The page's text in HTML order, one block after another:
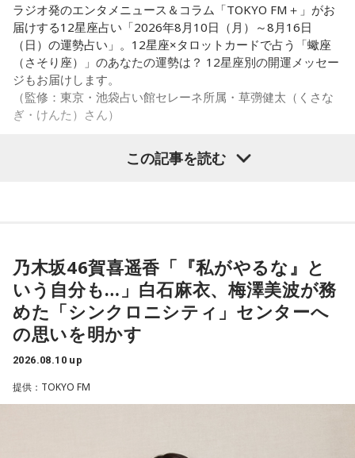
ラジオ発のエンタメニュース＆コラム「TOKYO FM＋」がお
届けする12星座占い「2026年8月10日（月）～8月16日
（日）の運勢占い」。12星座×タロットカードで占う「蠍座
（さそり座）」のあなたの運勢は？ 12星座別の開運メッセー
ジもお届けします。
（監修：東京・池袋占い館セレーネ所属・草彅健太（くさな
ぎ・けんた）さん）
の混乱が焦りを煽る。一度深呼吸し、守るべき一点に絞ろ
う。全方位に応じようとするから消耗する。優先順位を立て
直して踏ん張ろう。
■監修者プロフィール：草彅健太（くさなぎ・けんた）
池袋占い館セレーネ所属。メンタルケアカウンセラー。鑑定
リの監修も手がける。また、イベントMCや声優としての活動
この記事を読む
乃木坂46賀喜遥香「『私がやるな』と
いう自分も…」白石麻衣、梅澤美波が務
めた「シンクロニシティ」センターへ
の思いを明かす
2026.08.10 up
提供：TOKYO FM